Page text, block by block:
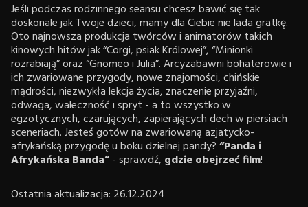
Jeśli podczas rodzinnego seansu chcesz bawić się tak
doskonale jak Twoje dzieci, mamy dla Ciebie nie lada gratkę.
Oto najnowsza produkcja twórców i animatorów takich
kinowych hitów jak “Corgi, psiak Królowej”, “Minionki
rozrabiają” oraz “Gnomeo i Julia”. Arcyzabawni bohaterowie i
ich zwariowane przygody, nowe znajomości, chińskie
mądrości, niezwykła lekcja życia, znaczenie przyjaźni,
odwaga, waleczność i spryt - a to wszystko w
egzotycznych, czarujących, zapierających dech w piersiach
sceneriach. Jesteś gotów na zwariowaną azjatycko-
afrykańską przygodę u boku dzielnej pandy?“Panda i
Afrykańska Banda”- sprawdź, gdzie obejrzeć film!
Ostatnia aktualizacja: 26.12.2024